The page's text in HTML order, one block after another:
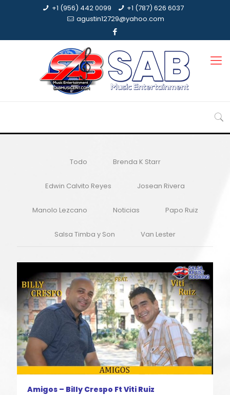
+1 (956) 442 0099
+1 (787) 626 6037
agustin12729@yahoo.com
Todo Brenda K Starr
Edwin Calvito Reyes Josean Rivera
Manolo Lezcano Noticias Papo Ruiz
Salsa Timba y Son Van Lester
Amigos – Billy Crespo Ft Viti Ruiz